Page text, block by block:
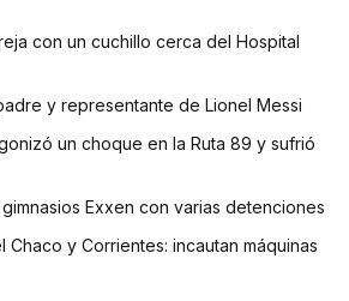
con un cuchillo cerca del Hospital
y representante de Lionel Messi
un choque en la Ruta 89 y sufrió
Exxen con varias detenciones
Chaco y Corrientes: incautan máquinas